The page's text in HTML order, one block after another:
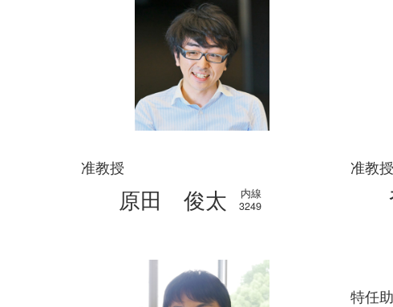
准教授
原田 俊太
内線
3249
准教授
特任